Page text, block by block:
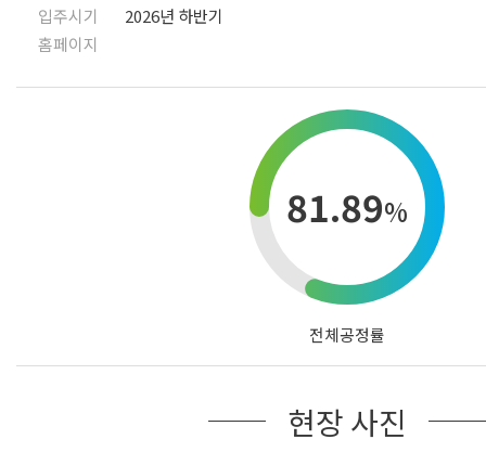
입주시기
2026년 하반기
홈페이지
전체공정률
81.89%
현장 사진